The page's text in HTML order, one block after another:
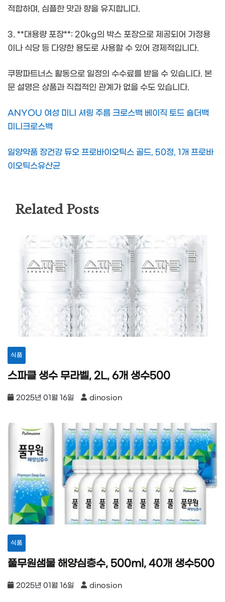
적합하며, 심플한 맛과 향을 유지합니다.
3. **대용량 포장**: 20kg의 박스 포장으로 제공되어 가정용
이나 식당 등 다양한 용도로 사용할 수 있어 경제적입니다.
쿠팡파트너스 활동으로 일정의 수수료를 받을 수 있습니다. 본
문 설명은 상품과 직접적인 관계가 없을 수도 있습니다.
ANYOU 여성 미니 셔링 주름 크로스백 베이직 토드 숄더백
미니크로스백
일양약품 장건강 듀오 프로바이오틱스 골드, 50정, 1개 프로바
이오틱스유산균
Related Posts
식품
스파클 생수 무라벨, 2L, 6개 생수500
2025년 01월 16일 dinosion
식품
풀무원샘물 해양심층수, 500ml, 40개 생수500
2025년 01월 16일 dinosion